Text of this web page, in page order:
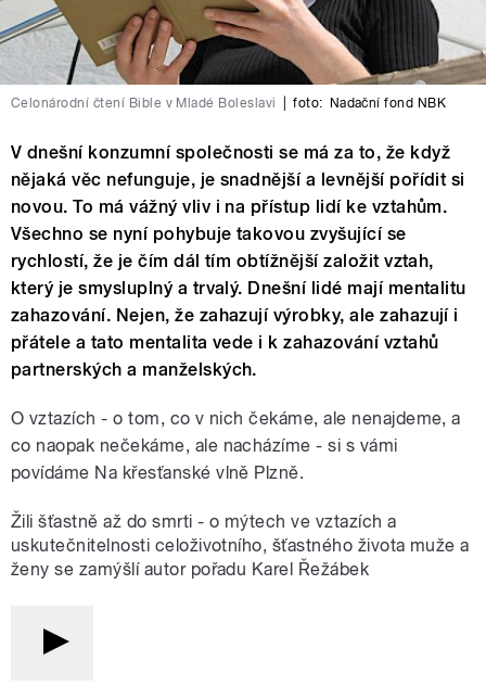
Celonárodní čtení Bible v Mladé Boleslavi foto: Nadační fond NBK
V dnešní konzumní společnosti se má za to, že když
nějaká věc nefunguje, je snadnější a levnější pořídit si
novou. To má vážný vliv i na přístup lidí ke vztahům.
Všechno se nyní pohybuje takovou zvyšující se
rychlostí, že je čím dál tím obtížnější založit vztah,
který je smysluplný a trvalý. Dnešní lidé mají mentalitu
zahazování. Nejen, že zahazují výrobky, ale zahazují i
přátele a tato mentalita vede i k zahazování vztahů
partnerských a manželských.
O vztazích - o tom, co v nich čekáme, ale nenajdeme, a
co naopak nečekáme, ale nacházíme - si s vámi
povídáme Na křesťanské vlně Plzně.
Žili šťastně až do smrti - o mýtech ve vztazích a
uskutečnitelnosti celoživotního, šťastného života muže a
ženy se zamýšlí autor pořadu Karel Řežábek